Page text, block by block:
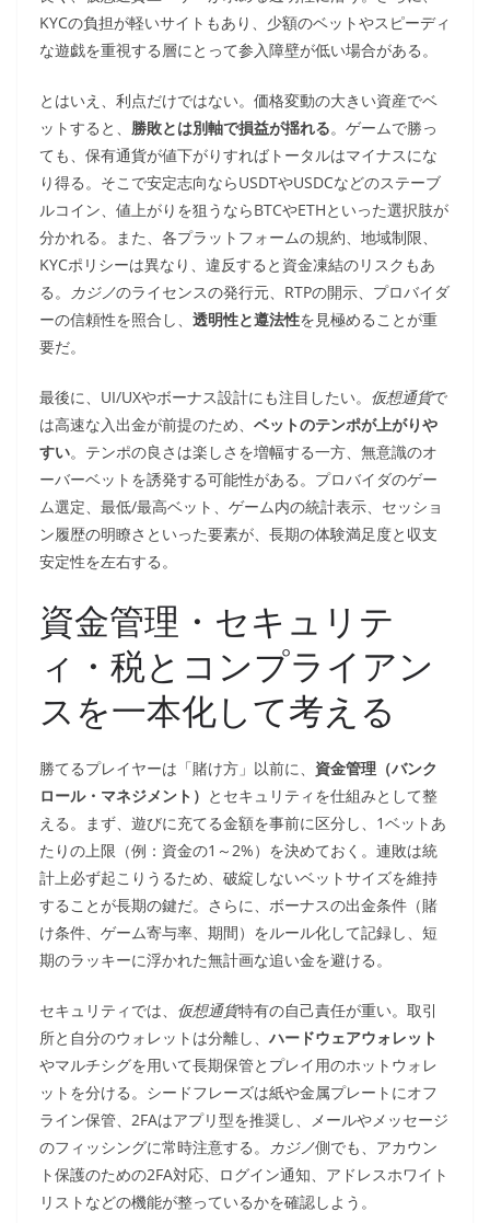
KYCの負担が軽いサイトもあり、少額のベットやスピーディ
な遊戯を重視する層にとって参入障壁が低い場合がある。
とはいえ、利点だけではない。価格変動の大きい資産でベ
ットすると、 勝敗とは別軸で損益が揺れる。ゲームで勝っ
ても、保有通貨が値下がりすればトータルはマイナスにな
り得る。そこで安定志向ならUSDTやUSDCなどのステーブ
ルコイン、値上がりを狙うならBTCやETHといった選択肢が
分かれる。また、各プラットフォームの規約、地域制限、
KYCポリシーは異なり、違反すると資金凍結のリスクもあ
る。 カジノのライセンスの発行元、RTPの開示、プロバイダ
ーの信頼性を照合し、 透明性と遵法性を見極めることが重
要だ。
最後に、UI/UXやボーナス設計にも注目したい。 仮想通貨で
は高速な入出金が前提のため、 ベットのテンポが上がりや
すい。テンポの良さは楽しさを増幅する一方、無意識のオ
ーバーベットを誘発する可能性がある。プロバイダのゲー
ム選定、最低/最高ベット、ゲーム内の統計表示、セッショ
ン履歴の明瞭さといった要素が、長期の体験満足度と収支
安定性を左右する。
資金管理・セキュリテ
ィ・税とコンプライアン
スを一本化して考える
勝てるプレイヤーは「賭け方」以前に、 資金管理（バンク
ロール・マネジメント） とセキュリティを仕組みとして整
える。まず、遊びに充てる金額を事前に区分し、1ベットあ
たりの上限（例：資金の1～2%）を決めておく。連敗は統
計上必ず起こりうるため、破綻しないベットサイズを維持
することが長期の鍵だ。さらに、ボーナスの出金条件（賭
け条件、ゲーム寄与率、期間）をルール化して記録し、短
期のラッキーに浮かれた無計画な追い金を避ける。
セキュリティでは、 仮想通貨特有の自己責任が重い。取引
所と自分のウォレットは分離し、 ハードウェアウォレット
やマルチシグを用いて長期保管とプレイ用のホットウォレ
ットを分ける。シードフレーズは紙や金属プレートにオフ
ライン保管、2FAはアプリ型を推奨し、メールやメッセージ
のフィッシングに常時注意する。 カジノ側でも、アカウン
ト保護のための2FA対応、ログイン通知、アドレスホワイト
リストなどの機能が整っているかを確認しよう。